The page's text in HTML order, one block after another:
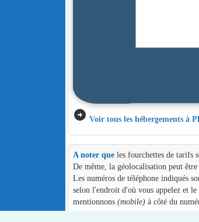
arrow_circle_right Voir tous les hébergements à
A noter queles fourchettes de tarifs
De même, la géolocalisation peut
Les numéros de téléphone indiqués
selon l'endroit d'où vous appelez et
mentionnons (mobile)à côté du